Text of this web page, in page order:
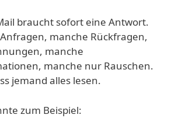
braucht sofort eine Antwort.
manche Rückfragen,
manche
manche nur Rauschen.
jemand alles lesen.
zum Beispiel: